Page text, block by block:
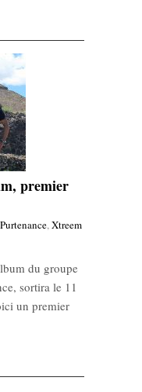
premier
Purtenance,Xtreem
du groupe
sortira le 11
un premier